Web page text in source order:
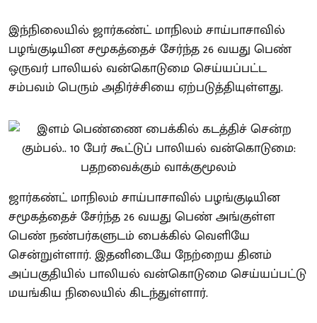
இந்நிலையில் ஜார்கண்ட் மாநிலம் சாய்பாசாவில்
பழங்குடியின சமூகத்தைச் சேர்ந்த 26 வயது பெண்
ஒருவர் பாலியல் வன்கொடுமை செய்யப்பட்ட
சம்பவம் பெரும் அதிர்ச்சியை ஏற்படுத்தியுள்ளது.
ஜார்கண்ட் மாநிலம் சாய்பாசாவில் பழங்குடியின
சமூகத்தைச் சேர்ந்த 26 வயது பெண் அங்குள்ள
பெண் நண்பர்களுடம் பைக்கில் வெளியே
சென்றுள்ளார். இதனிடையே நேற்றைய தினம்
அப்பகுதியில் பாலியல் வன்கொடுமை செய்யப்பட்டு
மயங்கிய நிலையில் கிடந்துள்ளார்.